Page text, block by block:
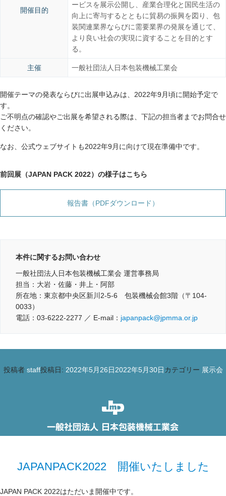
開催目的
ービスを展示公開し、産業合理化と国民生活の
向上に寄与するとともに貿易の振興を図り、包
装関連業界ならびに需要業界の発展を通じて、
より良い社会の実現に資することを目的とす
る。
主催 一般社団法人日本包装機械工業会
開催テーマの発表ならびに出展申込みは、2022年9月頃に開始予定で
す。
ご不明点の確認やご出展を希望される際は、下記の担当者までお問合せ
ください。
なお、公式ウェブサイトも2022年9月に向けて現在準備中です。
前回展（JAPAN PACK 2022）の様子はこちら
報告書（PDFダウンロード）
本件に関するお問い合わせ
一般社団法人日本包装機械工業会 運営事務局
担当：大岩・佐藤・井上・阿部
所在地：東京都中央区新川2-5-6 包装機械会館3階（〒104-
0033）
電話：03-6222-2277 ／ E-mail： japanpack@jpmma.or.jp
投稿者 staff投稿日: 2022年5月26日2022年5月30日 カテゴリー 展示会
JAPANPACK2022 開催いたしました
JAPAN PACK 2022はただいま開催中です。